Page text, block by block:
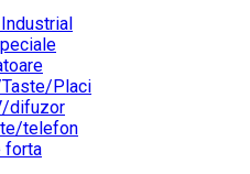
Placi
difuzor
telefon
forta